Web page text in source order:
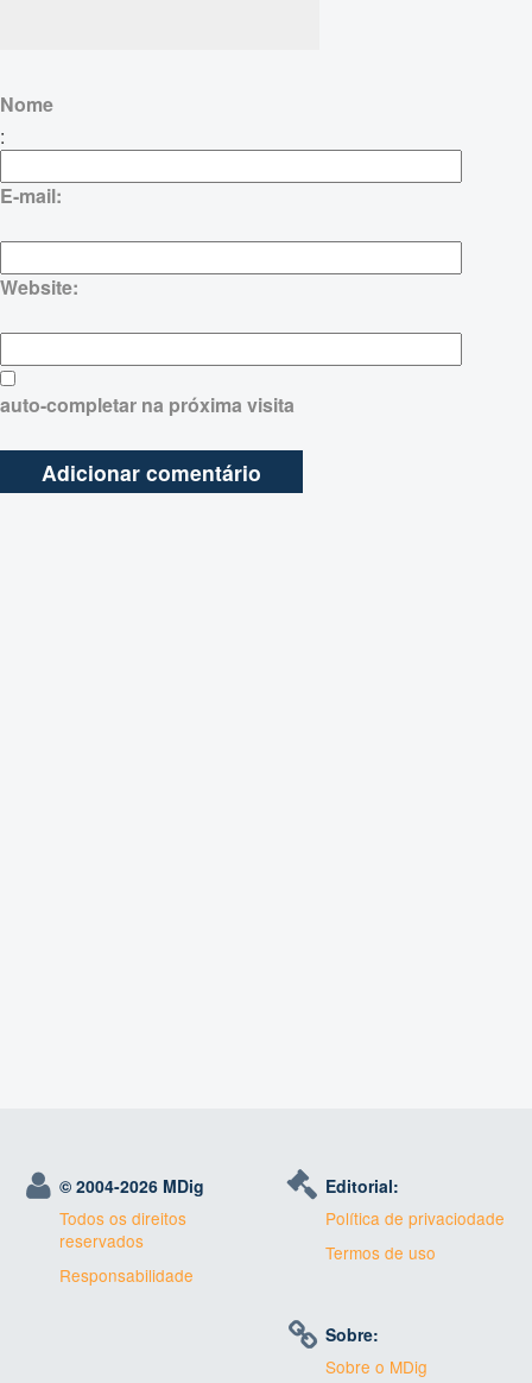
Nome
:
E-mail:
Website:
auto-completar na próxima visita
© 2004-2026 MDig
Todos os direitos
reservados
Responsabilidade
Editorial:
Política de privaciodade
Termos de uso
Sobre:
Sobre o MDig